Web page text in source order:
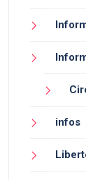
infos